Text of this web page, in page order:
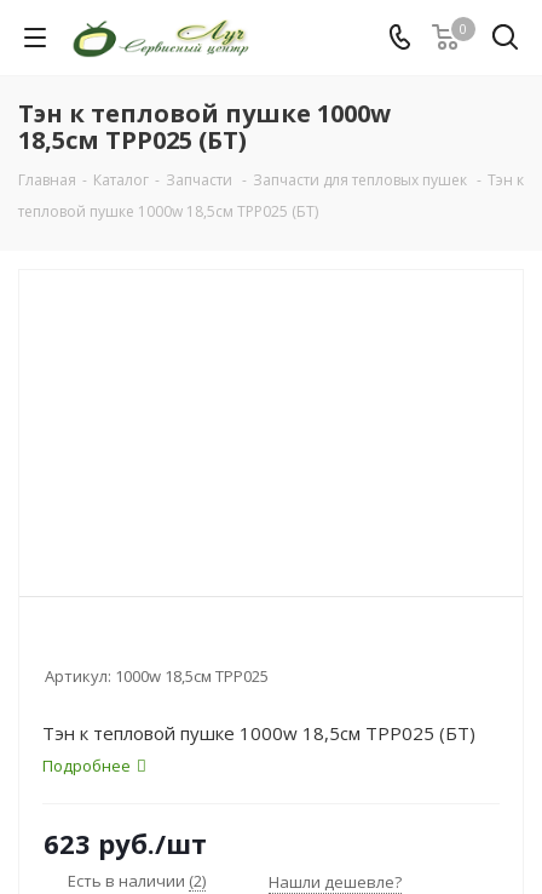
0
Тэн к тепловой пушке 1000w
18,5см TPP025 (БТ)
Главная - Каталог - Запчасти - Запчасти для тепловых пушек - Тэн к
тепловой пушке 1000w 18,5см TPP025 (БТ)
Артикул: 1000w 18,5см TPP025
Тэн к тепловой пушке 1000w 18,5см TPP025 (БТ)
Подробнее
623 руб./шт
Есть в наличии (2) Нашли дешевле?